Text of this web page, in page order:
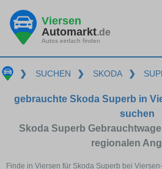
Viersen
Automarkt.de
Autos einfach finden
❯ SUCHEN ❯ SKODA ❯
gebrauchte Skoda Superb in
suchen
Skoda Superb
regionalen
Finde in Viersen für Skoda Superb bei